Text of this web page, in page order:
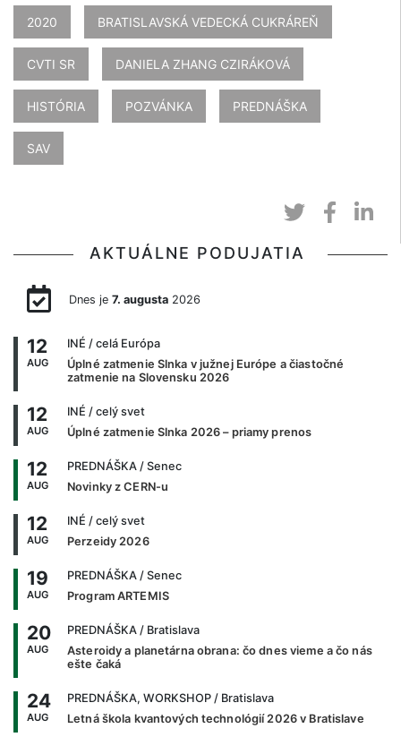
2020 BRATISLAVSKÁ VEDECKÁ CUKRÁREŇ
CVTI SR DANIELA ZHANG CZIRÁKOVÁ
HISTÓRIA POZVÁNKA PREDNÁŠKA
SAV
AKTUÁLNE PODUJATIA
Dnes je 7. augusta2026
12
AUG
INÉ / celá Európa
Úplné zatmenie Slnka v južnej Európe a čiastočné
zatmenie na Slovensku 2026
12
AUG
INÉ / celý svet
Úplné zatmenie Slnka 2026 – priamy prenos
12
AUG
PREDNÁŠKA / Senec
Novinky z CERN-u
12
AUG
INÉ / celý svet
Perzeidy 2026
19
AUG
PREDNÁŠKA / Senec
Program ARTEMIS
20
AUG
PREDNÁŠKA / Bratislava
Asteroidy a planetárna obrana: čo dnes vieme a čo nás
ešte čaká
24
AUG
PREDNÁŠKA, WORKSHOP / Bratislava
Letná škola kvantových technológií 2026 v Bratislave